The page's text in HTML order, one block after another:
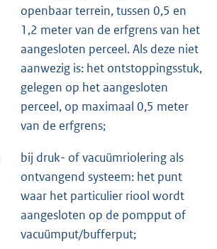
openbaar terrein, tussen 0,5 en
1,2 meter van de erfgrens van het
aangesloten perceel. Als deze niet
aanwezig is: het ontstoppingsstuk,
gelegen op het aangesloten
perceel, op maximaal 0,5 meter
van de erfgrens;
bij druk- of vacuümriolering als
ontvangend systeem: het punt
waar het particulier riool wordt
aangesloten op de pompput of
vacuümput/bufferput;